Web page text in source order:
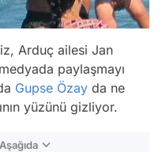
Arduç ailesi Jan
paylaşmayı
Gupse Özay da ne
yüzünü gizliyor.